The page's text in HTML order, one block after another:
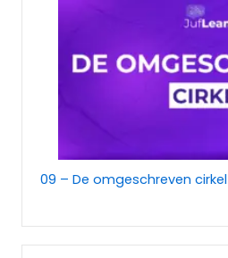
09 – De omgeschreven cirkel